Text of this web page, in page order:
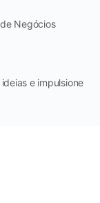
Negócios
e impulsione